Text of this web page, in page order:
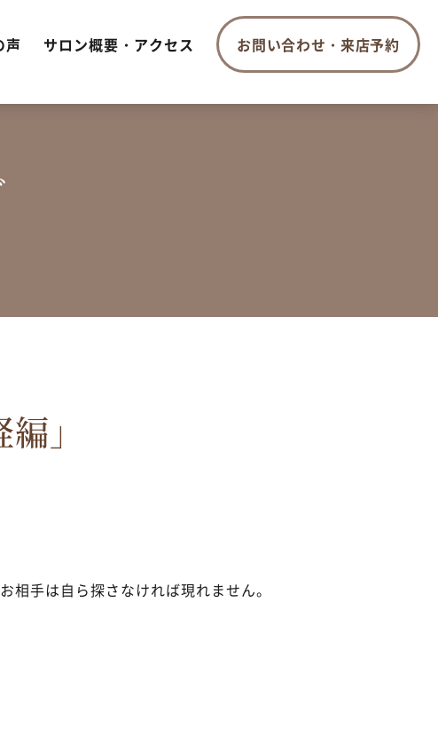
声 サロン概要・アクセス お問い合わせ・来店予約
」
相手は自ら探さなければ現れません。